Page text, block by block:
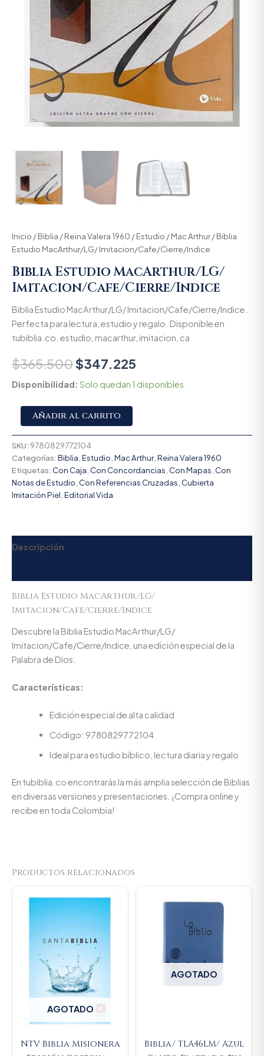
Inicio /Biblia /Reina Valera 1960 /Estudio /Mac Arthur/ Biblia
Estudio MacArthur/LG/ Imitacion/Cafe/Cierre/Indice
Biblia Estudio MacArthur/LG/
Imitacion/Cafe/Cierre/Indice
Biblia Estudio MacArthur/LG/ Imitacion/Cafe/Cierre/Indice.
Perfecta para lectura, estudio y regalo. Disponible en
tubiblia.co. estudio, macarthur, imitacion, ca
$365.500$347.225
Disponibilidad: Solo quedan 1 disponibles
Añadir al carrito
SKU: 9780829772104
Categorías:Biblia Estudio Mac Arthur, Reina Valera 1960
Etiquetas: Con Caja Con Concordancias Con Mapas Con
Notas de Estudio Con Referencias Cruzadas Cubierta
Imitación Piel Editorial Vida
Descripción
Biblia Estudio MacArthur/LG/
Imitacion/Cafe/Cierre/Indice
Descubre la Biblia Estudio MacArthur/LG/
Imitacion/Cafe/Cierre/Indice, una edición especial de la
Palabra de Dios.
Características:
Edición especial de alta calidad
Código: 9780829772104
Ideal para estudio bíblico, lectura diaria y regalo
En tubiblia.co encontrarás la más amplia selección de Biblias
en diversas versiones y presentaciones. ¡Compra online y
recibe en toda Colombia!
Productos relacionados
AGOTADO
NTV Biblia Misionera
AGOTADO
Biblia/ TLA46LM/ Azul